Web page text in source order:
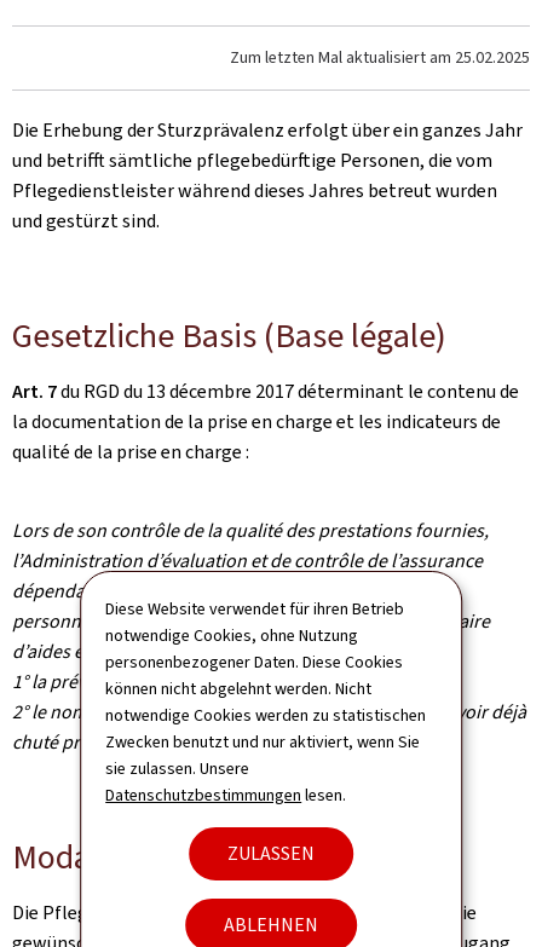
Diese Website verwendet für ihren Betrieb
notwendige Cookies, ohne Nutzung
personenbezogener Daten. Diese Cookies
können nicht abgelehnt werden. Nicht
notwendige Cookies werden zu statistischen
Zwecken benutzt und nur aktiviert, wenn Sie
sie zulassen. Unsere
Datenschutzbestimmungen lesen.
ZULASSEN
ABLEHNEN
Zum letzten Mal aktualisiert am 25.02.2025
Die Erhebung der Sturzprävalenz erfolgt über ein ganzes Jahr
und betrifft sämtliche pflegebedürftige Personen, die vom
Pflegedienstleister während dieses Jahres betreut wurden
und gestürzt sind.
Gesetzliche Basis (Base légale)
Art. 7du RGD du 13 décembre 2017 déterminant le contenu de
la documentation de la prise en charge et les indicateurs de
qualité de la prise en charge :
Lors de son contrôle de la qualité des prestations fournies,
l’Administration d’évaluation et de contrôle de l’assurance
dépendance recense les données suivantes auprès de
personnes dépendantes prises en charge par le prestataire
d’aides et de soins :
1° la prévalence annuelle de chutes ;
2° le nombre de personnes ayant fait une chute après avoir déjà
chuté précédemment.
Modalitäten zur Erhebung
Die Pflegedienstleister werden von der AEC gebeten, die